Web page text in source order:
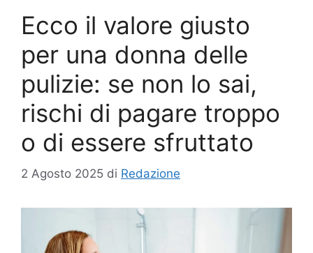
Ecco il valore giusto
per una donna delle
pulizie: se non lo sai,
rischi di pagare troppo
o di essere sfruttato
2 Agosto 2025 di Redazione